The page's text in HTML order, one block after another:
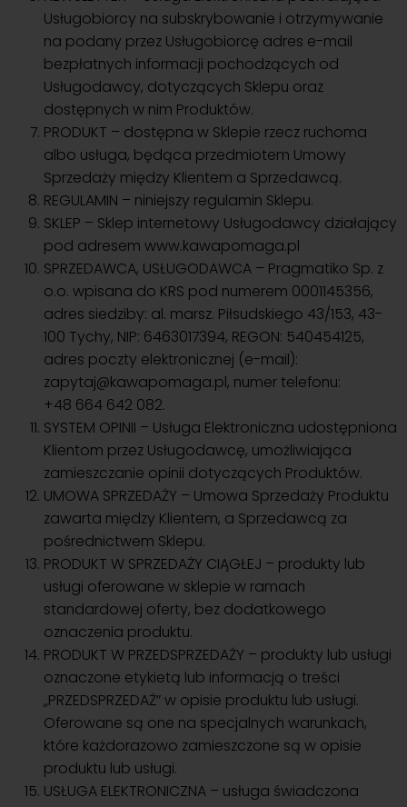
Usługobiorcy na subskrybowanie i otrzymywanie
na podany przez Usługobiorcę adres e-mail
bezpłatnych informacji pochodzących od
Usługodawcy, dotyczących Sklepu oraz
dostępnych w nim Produktów.
PRODUKT – dostępna w Sklepie rzecz ruchoma
albo usługa, będąca przedmiotem Umowy
Sprzedaży między Klientem a Sprzedawcą.
REGULAMIN – niniejszy regulamin Sklepu.
SKLEP – Sklep internetowy Usługodawcy działający
pod adresem www.kawapomaga.pl
SPRZEDAWCA, USŁUGODAWCA – Pragmatiko Sp. z
o.o. wpisana do KRS pod numerem 0001145356,
adres siedziby: al. marsz. Piłsudskiego 43/153, 43-
100 Tychy, NIP: 6463017394, REGON: 540454125,
adres poczty elektronicznej (e-mail):
zapytaj@kawapomaga.pl, numer telefonu:
+48 664 642 082.
SYSTEM OPINII – Usługa Elektroniczna udostępniona
Klientom przez Usługodawcę, umożliwiająca
zamieszczanie opinii dotyczących Produktów.
UMOWA SPRZEDAŻY – Umowa Sprzedaży Produktu
zawarta między Klientem, a Sprzedawcą za
pośrednictwem Sklepu.
PRODUKT W SPRZEDAŻY CIĄGŁEJ – produkty lub
usługi oferowane w sklepie w ramach
standardowej oferty, bez dodatkowego
oznaczenia produktu.
PRODUKT W PRZEDSPRZEDAŻY – produkty lub usługi
oznaczone etykietą lub informacją o treści
„PRZEDSPRZEDAŻ” w opisie produktu lub usługi.
Oferowane są one na specjalnych warunkach,
które każdorazowo zamieszczone są w opisie
produktu lub usługi.
USŁUGA ELEKTRONICZNA – usługa świadczona